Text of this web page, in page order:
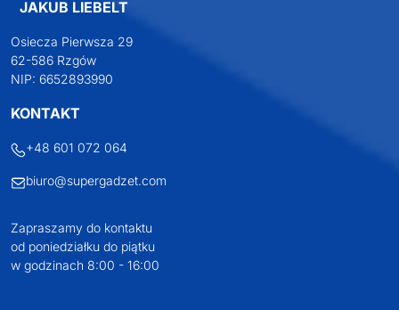
JAKUB LIEBELT
Osiecza Pierwsza 29
62-586 Rzgów
NIP: 6652893990
KONTAKT
+48 601 072 064
biuro@supergadzet.com
Zapraszamy do kontaktu
od poniedziałku do piątku
w godzinach 8:00 - 16:00